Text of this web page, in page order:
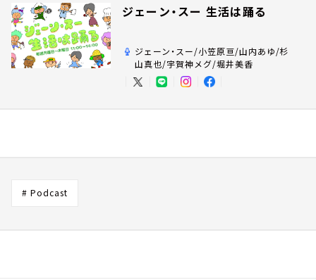
ジェーン・スー 生活は踊る
ジェーン・スー/小笠原亘/山内あゆ/杉
山真也/宇賀神メグ/堀井美香
# Podcast